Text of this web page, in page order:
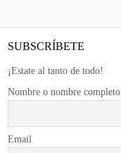
SUBSCRÍBETE
¡Estate al tanto de todo!
Nombre o nombre completo
Email